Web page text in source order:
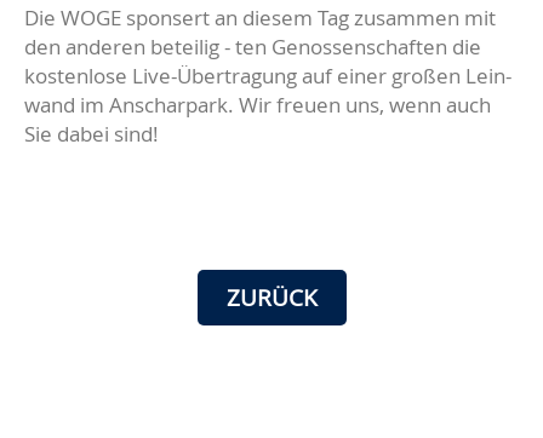
Die WOGE sponsert an diesem Tag zusammen mit
den anderen beteilig - ten Genossenschaften die
kostenlose Live-Übertragung auf einer großen Lein-
wand im Anscharpark. Wir freuen uns, wenn auch
Sie dabei sind!
ZURÜCK